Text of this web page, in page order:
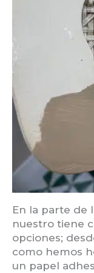
En la parte de
nuestro tiene
opciones;
como hemos
un papel